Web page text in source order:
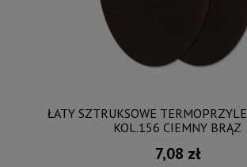
ŁATY SZTRUKSOWE
KOL.156 CIEMNY BRĄZ
7,08 zł